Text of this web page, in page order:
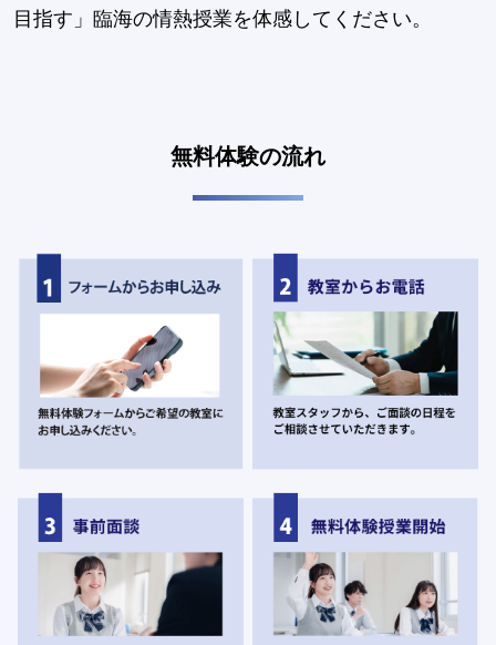
目指す」臨海の情熱授業を体感してください。
無料体験の流れ